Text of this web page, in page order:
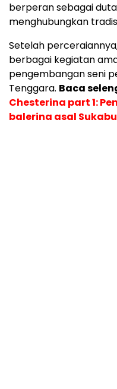
berperan sebagai
menghubungkan
Setelah
berbagai kegiatan
pengembangan seni
Tenggara. Baca
Chesterina part 1:
balerina asal